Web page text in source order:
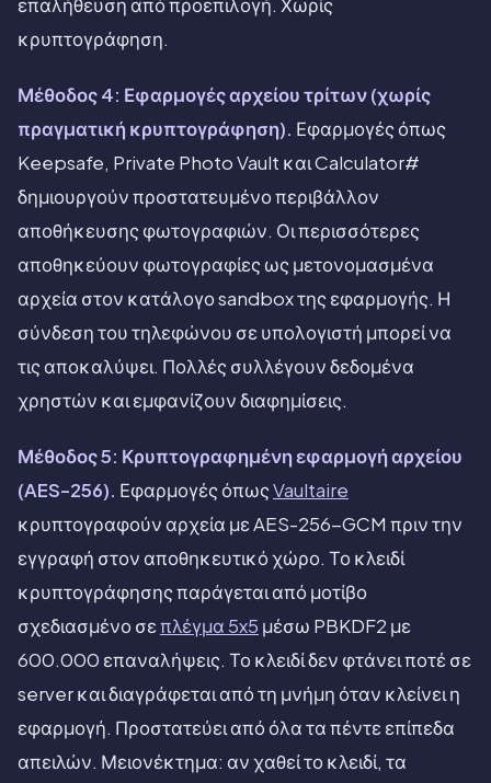
επαλήθευση από προεπιλογή. Χωρίς
κρυπτογράφηση.
Μέθοδος 4: Εφαρμογές αρχείου τρίτων (χωρίς
πραγματική κρυπτογράφηση). Εφαρμογές όπως
Keepsafe, Private Photo Vault και Calculator#
δημιουργούν προστατευμένο περιβάλλον
αποθήκευσης φωτογραφιών. Οι περισσότερες
αποθηκεύουν φωτογραφίες ως μετονομασμένα
αρχεία στον κατάλογο sandbox της εφαρμογής. Η
σύνδεση του τηλεφώνου σε υπολογιστή μπορεί να
τις αποκαλύψει. Πολλές συλλέγουν δεδομένα
χρηστών και εμφανίζουν διαφημίσεις.
Μέθοδος 5: Κρυπτογραφημένη εφαρμογή αρχείου
(AES-256). Εφαρμογές όπωςVaultaire
κρυπτογραφούν αρχεία με AES-256-GCM πριν την
εγγραφή στον αποθηκευτικό χώρο. Το κλειδί
κρυπτογράφησης παράγεται από μοτίβο
σχεδιασμένο σεπλέγμα 5x5 μέσω PBKDF2 με
600.000 επαναλήψεις. Το κλειδί δεν φτάνει ποτέ σε
server και διαγράφεται από τη μνήμη όταν κλείνει η
εφαρμογή. Προστατεύει από όλα τα πέντε επίπεδα
απειλών. Μειονέκτημα: αν χαθεί το κλειδί, τα